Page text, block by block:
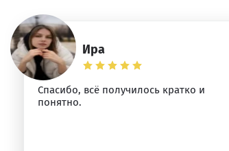
Ира
Спасибо, всё получилось кратко и
понятно.